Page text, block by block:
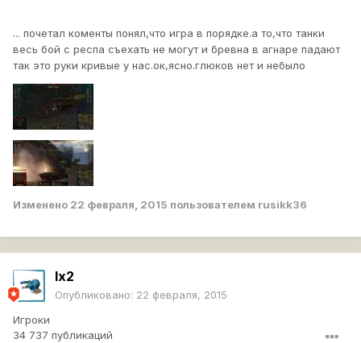
... почетал коменты понял,что игра в порядке.а то,что танки
весь бой с респа съехать не могут и бревна в агнаре падают
так это руки кривые у нас.ок,ясно.глюков нет и небыло
Изменено 22 февраля, 2015 пользователем rusikk36
lx2
Опубликовано: 22 февраля, 2015
Игроки
34 737 публикаций